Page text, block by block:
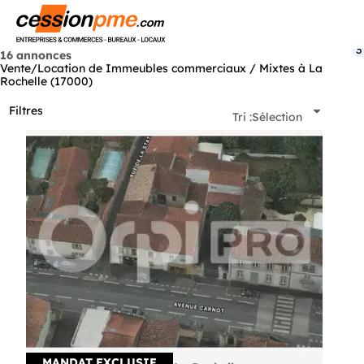
16 annonces
Vente/Location de Immeubles commerciaux / Mixtes à La
Rochelle (17000)
Filtres
3
Tri :Sélection